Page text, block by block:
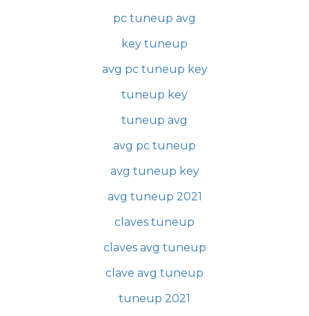
pc tuneup avg
key tuneup
avg pc tuneup key
tuneup key
tuneup avg
avg pc tuneup
avg tuneup key
avg tuneup 2021
claves tuneup
claves avg tuneup
clave avg tuneup
tuneup 2021